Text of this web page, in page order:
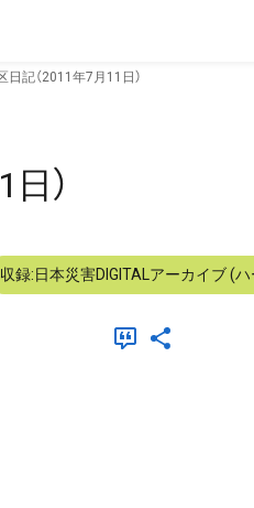
日記（2011年7月11日）
）
収録:日本災害DIGITALアーカイブ (